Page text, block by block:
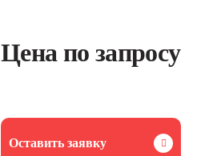
Цена по запросу
Оставить заявку